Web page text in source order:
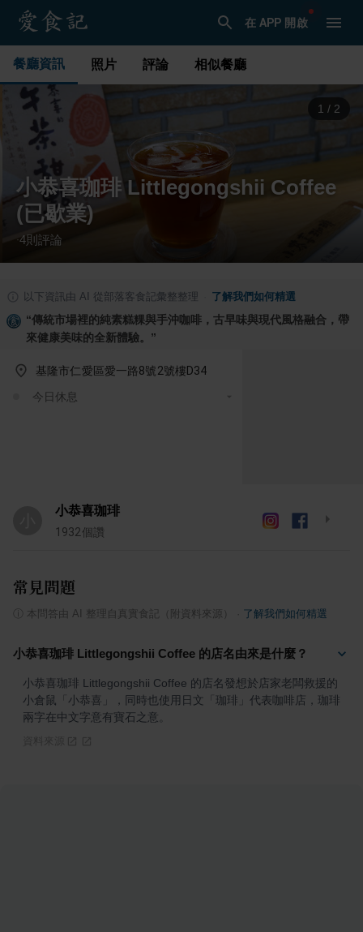
在 APP 開啟
餐廳資訊 照片 評論 相似餐廳
1 / 2
小恭喜珈琲 Littlegongshii Coffee
(已歇業)
·4則評論
以下資訊由 AI 從部落客食記彙整整理 了解我們如何精選
“傳統市場裡的純素糕粿與手沖咖啡，古早味與現代風格融合，帶
來健康美味的全新體驗。 ”
基隆市仁愛區愛一路8號2號樓D34
今日休息
小恭喜珈琲
1932個讚
常見問題
本問答由 AI 整理自真實食記（附資料來源） 了解我們如何精選
小恭喜珈琲 Littlegongshii Coffee 的店名由來是什麼？
小恭喜珈琲 Littlegongshii Coffee 的店名發想於店家老闆救援的
小倉鼠「小恭喜」，同時也使用日文「珈琲」代表咖啡店，珈琲
兩字在中文字意有寶石之意。